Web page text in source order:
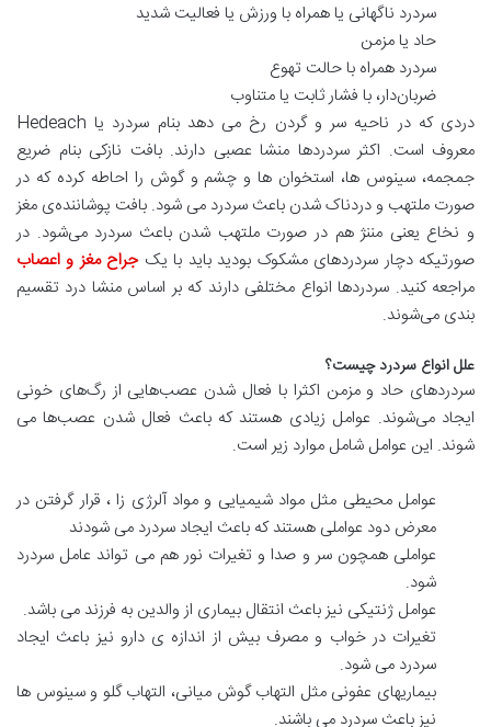
سردرد ناگهانی یا همراه با ورزش یا فعالیت شدید
حاد یا مزمن
سردرد همراه با حالت تهوع
ضربان‌دار، با فشار ثابت یا متناوب
دردی که در ناحیه سر و گردن رخ می دهد بنام سردرد یا Hedeach
معروف است. اکثر سردردها منشا عصبی دارند. بافت نازکی بنام ضریع
جمجمه، سینوس ها، استخوان ها و چشم و گوش را احاطه کرده که در
صورت ملتهب و دردناک شدن باعث سردرد می شود. بافت پوشاننده‌ی مغز
و نخاع یعنی مننژ هم در صورت ملتهب شدن باعث سردرد می‌شود. در
صورتیکه دچار سردردهای مشکوک بودید باید با یکجراح مغز و اعصاب
مراجعه کنید. سردردها انواع مختلفی دارند که بر اساس منشا درد تقسیم
بندی می‌شوند.
علل انواع سردرد چیست؟
سردردهای حاد و مزمن اکثرا با فعال شدن عصب‌هایی از رگ‌های خونی
ایجاد می‌شوند. عوامل زیادی هستند که باعث فعال شدن عصب‌ها می
شوند. این عوامل شامل موارد زیر است.
عوامل محیطی مثل مواد شیمیایی و مواد آلرژی زا ، قرار گرفتن در
معرض دود عواملی هستند که باعث ایجاد سردرد می شودند
عواملی همچون سر و صدا و تغیرات نور هم می تواند عامل سردرد
شود.
عوامل ژنتیکی نیز باعث انتقال بیماری از والدین به فرزند می باشد.
تغیرات در خواب و مصرف بیش از اندازه ی دارو نیز باعث ایجاد
سردرد می شود.
بیماریهای عفونی مثل التهاب گوش میانی، التهاب گلو و سینوس ها
نیز باعث سردرد می باشند.